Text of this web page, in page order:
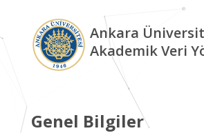
Ankara
Akademik Veri
Genel Bilgiler